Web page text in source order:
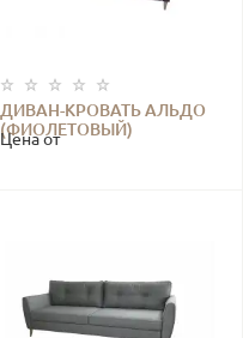
ДИВАН-КРОВАТЬ АЛЬДО
(ФИОЛЕТОВЫЙ)
Цена от